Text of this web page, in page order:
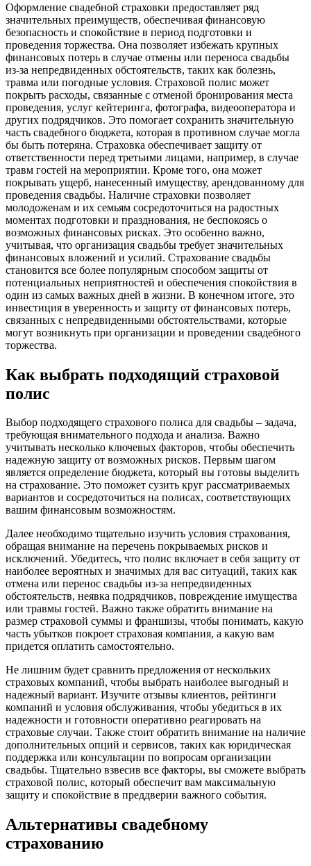
Оформление свадебной страховки предоставляет ряд
значительных преимуществ, обеспечивая финансовую
безопасность и спокойствие в период подготовки и
проведения торжества. Она позволяет избежать крупных
финансовых потерь в случае отмены или переноса свадьбы
из-за непредвиденных обстоятельств, таких как болезнь,
травма или погодные условия. Страховой полис может
покрыть расходы, связанные с отменой бронирования места
проведения, услуг кейтеринга, фотографа, видеооператора и
других подрядчиков. Это помогает сохранить значительную
часть свадебного бюджета, которая в противном случае могла
бы быть потеряна. Страховка обеспечивает защиту от
ответственности перед третьими лицами, например, в случае
травм гостей на мероприятии. Кроме того, она может
покрывать ущерб, нанесенный имуществу, арендованному для
проведения свадьбы. Наличие страховки позволяет
молодоженам и их семьям сосредоточиться на радостных
моментах подготовки и празднования, не беспокоясь о
возможных финансовых рисках. Это особенно важно,
учитывая, что организация свадьбы требует значительных
финансовых вложений и усилий. Страхование свадьбы
становится все более популярным способом защиты от
потенциальных неприятностей и обеспечения спокойствия в
один из самых важных дней в жизни. В конечном итоге, это
инвестиция в уверенность и защиту от финансовых потерь,
связанных с непредвиденными обстоятельствами, которые
могут возникнуть при организации и проведении свадебного
торжества.
Как выбрать подходящий страховой
полис
Выбор подходящего страхового полиса для свадьбы – задача,
требующая внимательного подхода и анализа. Важно
учитывать несколько ключевых факторов, чтобы обеспечить
надежную защиту от возможных рисков. Первым шагом
является определение бюджета, который вы готовы выделить
на страхование. Это поможет сузить круг рассматриваемых
вариантов и сосредоточиться на полисах, соответствующих
вашим финансовым возможностям.
Далее необходимо тщательно изучить условия страхования,
обращая внимание на перечень покрываемых рисков и
исключений. Убедитесь, что полис включает в себя защиту от
наиболее вероятных и значимых для вас ситуаций, таких как
отмена или перенос свадьбы из-за непредвиденных
обстоятельств, неявка подрядчиков, повреждение имущества
или травмы гостей. Важно также обратить внимание на
размер страховой суммы и франшизы, чтобы понимать, какую
часть убытков покроет страховая компания, а какую вам
придется оплатить самостоятельно.
Не лишним будет сравнить предложения от нескольких
страховых компаний, чтобы выбрать наиболее выгодный и
надежный вариант. Изучите отзывы клиентов, рейтинги
компаний и условия обслуживания, чтобы убедиться в их
надежности и готовности оперативно реагировать на
страховые случаи. Также стоит обратить внимание на наличие
дополнительных опций и сервисов, таких как юридическая
поддержка или консультации по вопросам организации
свадьбы. Тщательно взвесив все факторы, вы сможете выбрать
страховой полис, который обеспечит вам максимальную
защиту и спокойствие в преддверии важного события.
Альтернативы свадебному
страхованию